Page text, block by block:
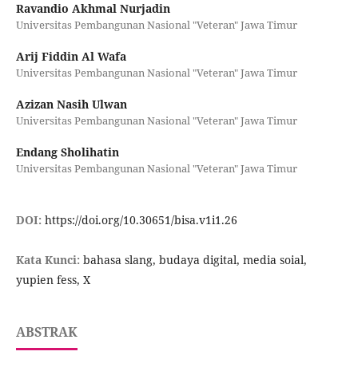
Ravandio Akhmal Nurjadin
Universitas Pembangunan Nasional "Veteran" Jawa Timur
Arij Fiddin Al Wafa
Universitas Pembangunan Nasional "Veteran" Jawa Timur
Azizan Nasih Ulwan
Universitas Pembangunan Nasional "Veteran" Jawa Timur
Endang Sholihatin
Universitas Pembangunan Nasional "Veteran" Jawa Timur
DOI: https://doi.org/10.30651/bisa.v1i1.26
Kata Kunci: bahasa slang, budaya digital, media soial,
yupien fess, X
ABSTRAK